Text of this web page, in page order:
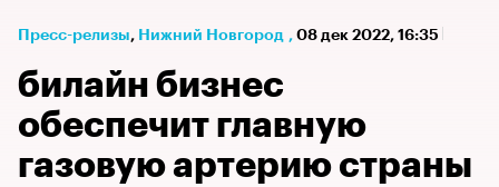
Пресс-релизы⁠, Нижний Новгород , 08 дек 2022, 16:35
билайн бизнес
обеспечит главную
газовую артерию страны